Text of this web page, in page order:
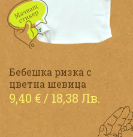
Бебешка ризка с
цветна шевица
9,40 € / 18,38 Лв.